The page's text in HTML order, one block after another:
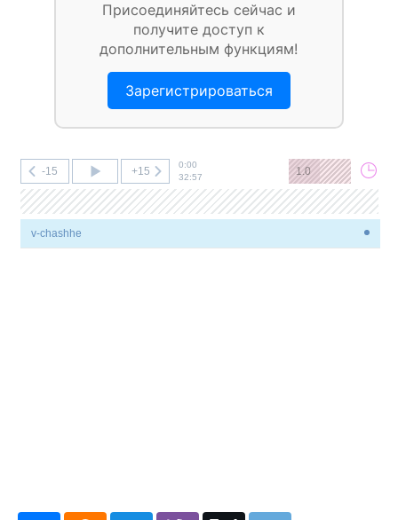
Присоединяйтесь сейчас и
получите доступ к
дополнительным функциям!
Зарегистрироваться
-15 +15
0:00
32:57
1.0
v-chashhe